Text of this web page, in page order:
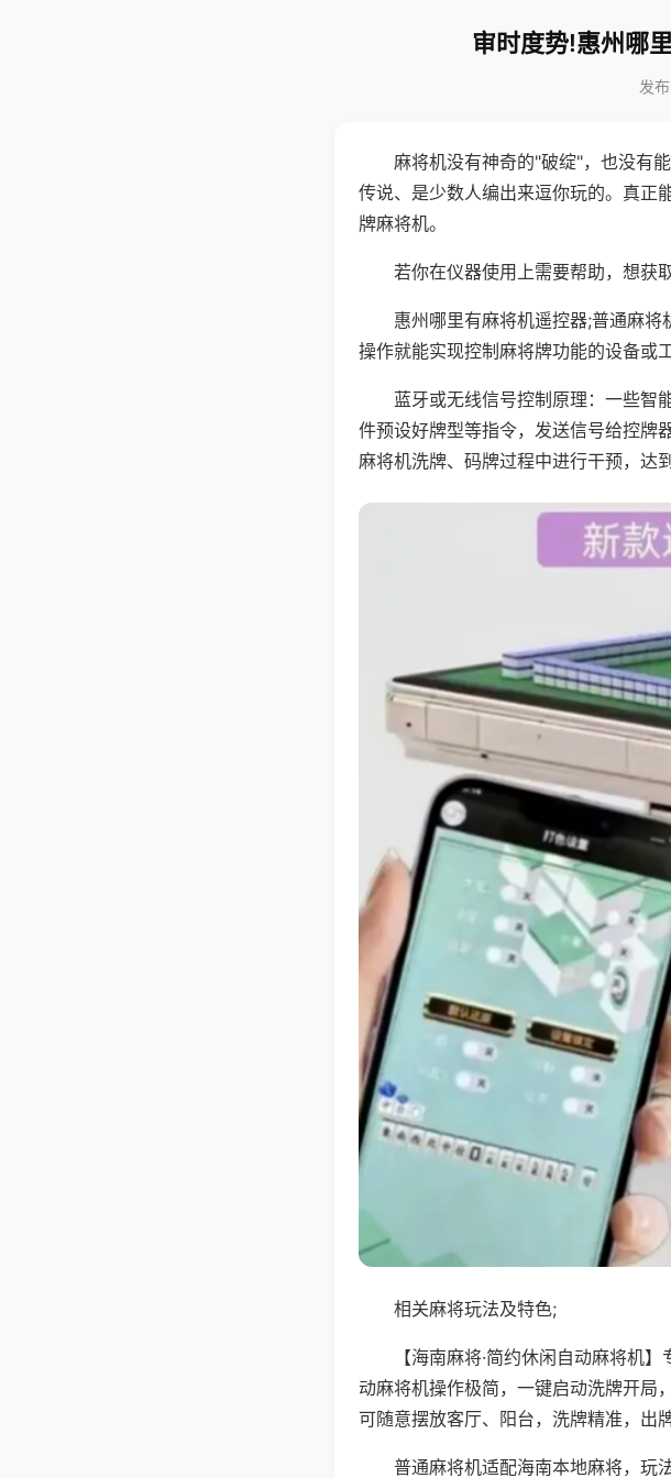
审时度势!惠州哪
发
麻将机没有神奇的"破绽"，也没有
传说、是少数人编出来逗你玩的。真正
牌麻将机。
若你在仪器使用上需要帮助，想获
惠州哪里有麻将机遥控器;普通麻
操作就能实现控制麻将牌功能的设备或工
蓝牙或无线信号控制原理：一些智
件预设好牌型等指令，发送信号给控牌
麻将机洗牌、码牌过程中进行干预，达
相关麻将玩法及特色;
【海南麻将·简约休闲自动麻将机
动麻将机操作极简，一键启动洗牌开局
可随意摆放客厅、阳台，洗牌精准，出
普通麻将机适配海南本地麻将，玩